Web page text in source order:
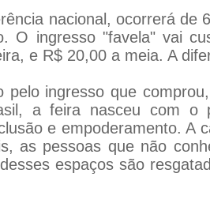
nacional, ocorrerá
O ingresso "favela" vai
e R$ 20,00 a meia. A
pelo ingresso que
a feira nasceu com
e empoderamento.
as pessoas que não
espaços são